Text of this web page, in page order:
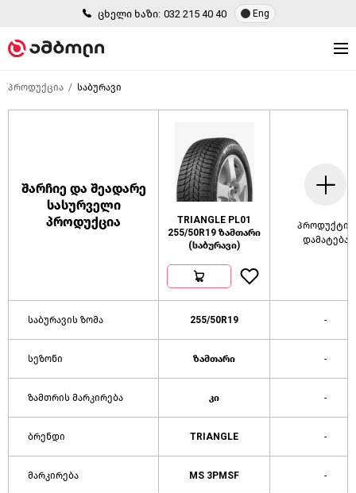
ცხელი ხაზი: 032 215 40 40 Eng
პროდუქცია საბურავი
შარჩიე და შეადარე
სასურველი
პროდუქცია
TRIANGLE PL01
255/50R19 ზამთარი
(საბურავი)
პროდუქტის
დამატება
საბურავის ზომა 255/50R19 -
სეზონი ზამთარი -
ზამთრის მარკირება კი -
ბრენდი TRIANGLE -
მარკირება MS 3PMSF -